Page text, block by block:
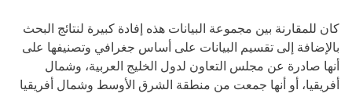
كان للمقارنة بين مجموعة البيانات هذه إفادة كبيرة لنتائج البحث
بالإضافة إلى تقسيم البيانات على أساس جغرافي وتصنيفها على
أنها صادرة عن مجلس التعاون لدول الخليج العربية، وشمال
أفريقيا، أو أنها جمعت من منطقة الشرق الأوسط وشمال أفريقيا